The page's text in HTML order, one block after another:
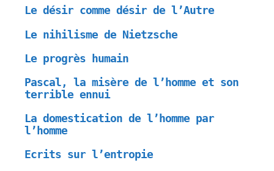
Le désir comme désir de l’Autre
Le nihilisme de Nietzsche
Le progrès humain
Pascal, la misère de l’homme et son
terrible ennui
La domestication de l’homme par
l’homme
Ecrits sur l’entropie